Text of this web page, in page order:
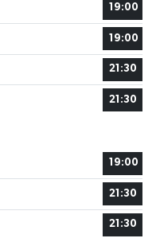
19:00
19:00
21:30
21:30
19:00
21:30
21:30